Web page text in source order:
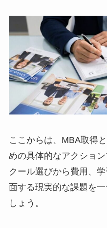
ここからは、MBA取得
めの具体的なアクショ
クール選びから費用、
面する現実的な課題を
しょう。